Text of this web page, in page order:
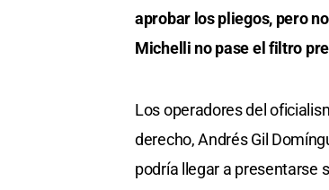
aprobar los pliegos, pero
Michelli no pase el filtro
Los operadores del
derecho, Andrés Gil
podría llegar a presentarse